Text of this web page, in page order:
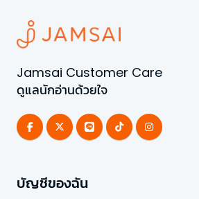
Jamsai Customer Care
ดูแลนักอ่านด้วยใจ
บัญชีของฉัน